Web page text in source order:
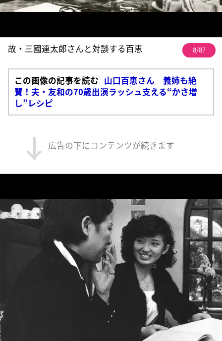
故・三國連太郎さんと対談する百恵 8/87
この画像の記事を読む 山口百恵さん 義姉も絶
賛！夫・友和の70歳出演ラッシュ支える“かさ増
し”レシピ
広告の下にコンテンツが続きます